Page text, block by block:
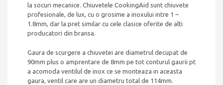
la socuri mecanice. Chiuvetele CookingAid sunt chiuvete
profesionale, de lux, cu o grosime a inoxului intre 1 –
1.8mm, dar la pret similar cu cele clasice oferite de alti
producatori din bransa.
Gaura de scurgere a chiuvetei are diametrul decupat de
90mm plus o amprentare de 8mm pe tot conturul gaurii pt
a acomoda ventilul de inox ce se monteaza in aceasta
gaura, ventil care are un diametru total de 114mm.